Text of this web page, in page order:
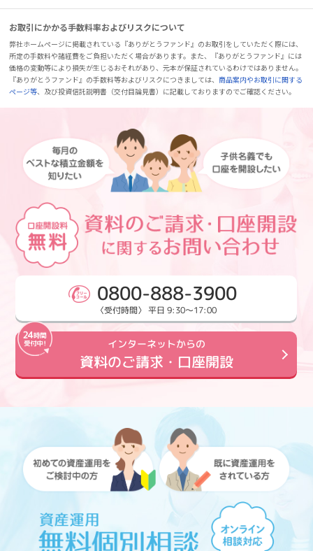
お取引にかかる手数料率およびリスクについて
弊社ホームページに掲載されている『ありがとうファンド』のお取引をしていただく際には、
所定の手数料や諸経費をご負担いただく場合があります。また、『ありがとうファンド』には
価格の変動等により損失が生じるおそれがあり、元本が保証されているわけではありません。
『ありがとうファンド』の手数料等およびリスクにつきましては、商品案内やお取引に関する
ページ等、及び投資信託説明書（交付目論見書）に記載しておりますのでご確認ください。
0800-888-3900
〈受付時間〉 平日 9:30～17:00
インターネットからの
資料のご請求・口座開設